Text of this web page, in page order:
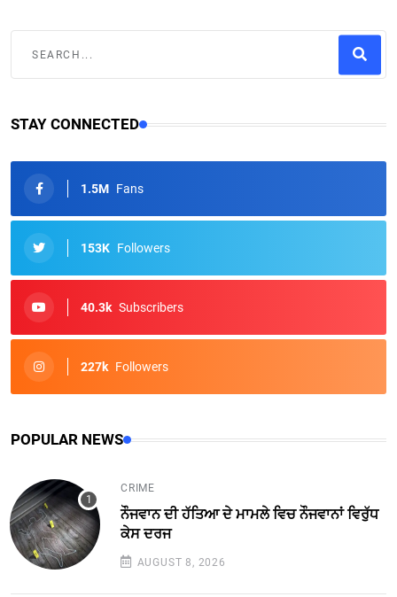
STAY CONNECTED
1.5M Fans
153K Followers
40.3k Subscribers
227k Followers
POPULAR NEWS
CRIME
ਨੌਜਵਾਨ ਦੀ ਹੱਤਿਆ ਦੇ ਮਾਮਲੇ ਵਿਚ ਨੌਜਵਾਨਾਂ ਵਿਰੁੱਧ
ਕੇਸ ਦਰਜ
AUGUST 8, 2026